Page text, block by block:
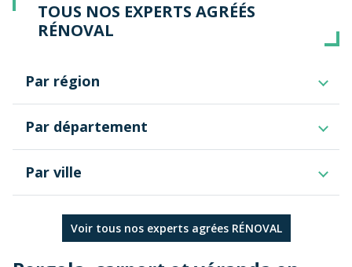
TOUS NOS EXPERTS AGRÉÉS
RÉNOVAL
Par région
Par département
Finistère
Ille-et-Vilaine
Par ville
Cesson-Sévigné
Combrit
Voir tous nos experts agrées RÉNOVAL